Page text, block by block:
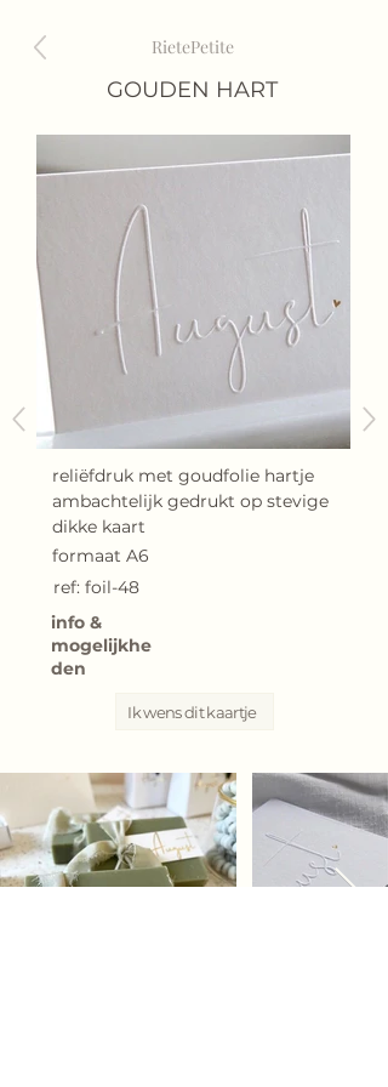
RietePetite
GOUDEN HART
reliëfdruk met goudfolie hartje
ambachtelijk gedrukt op stevige
dikke kaart
formaat A6
ref: foil-48
info &
mogelijkhe
den
Ik wens dit kaartje